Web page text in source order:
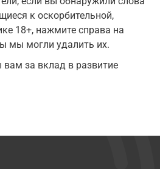
к оскорбительной,
18+, нажмите справа на
мы могли удалить их.
за вклад в развитие